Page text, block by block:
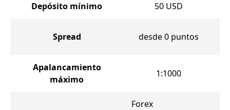
Depósito mínimo 50 USD
Spread desde 0 puntos
Apalancamiento
máximo
1:1000
Forex